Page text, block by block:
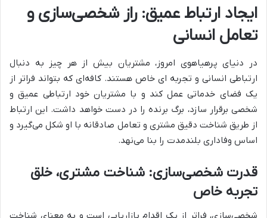
ایجاد ارتباط عمیق: راز شخصی‌سازی و
تعامل انسانی
در دنیای پرهیاهوی امروز، مشتریان بیش از هر چیز به دنبال
ارتباطی انسانی و تجربه ای خاص هستند. کافه‌ای که بتواند فراتر از
یک فضای خدماتی عمل کند و با مشتریان خود ارتباطی عمیق و
شخصی برقرار سازد، برگ برنده را در دست خواهد داشت. این ارتباط
از طریق شناخت دقیق مشتری و تعامل صادقانه با او شکل می‌گیرد و
اساس وفاداری بلندمدت را بنا می‌نهد.
قدرت شخصی‌سازی: شناخت مشتری، خلق
تجربه خاص